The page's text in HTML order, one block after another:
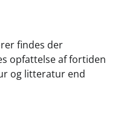
findes der
opfattelse af fortiden
og litteratur end